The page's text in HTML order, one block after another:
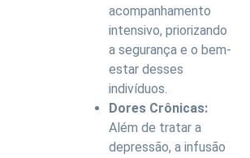
acompanhamento
intensivo, priorizando
a segurança e o bem-
estar desses
indivíduos.
Dores Crônicas:
Além de tratar a
depressão, a infusão